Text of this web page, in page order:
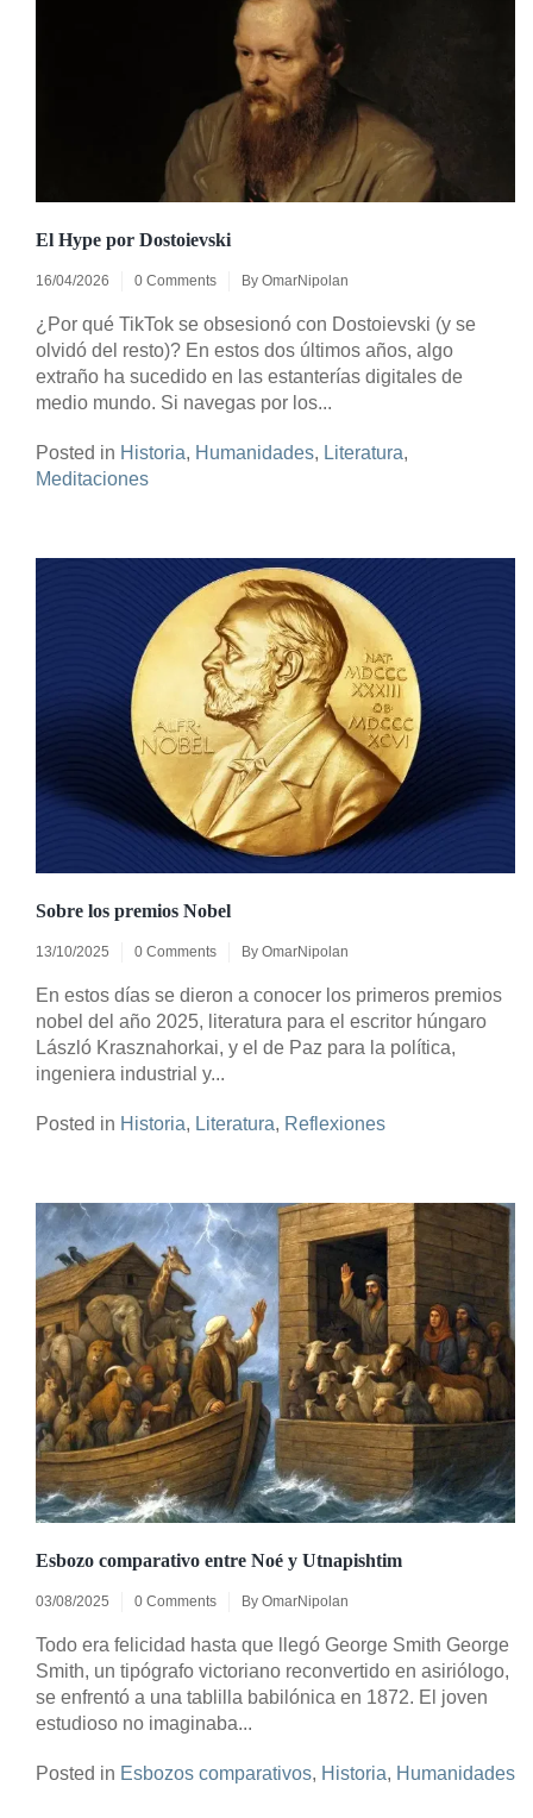
El Hype por Dostoievski
16/04/2026 0 Comments By OmarNipolan
¿Por qué TikTok se obsesionó con Dostoievski (y se
olvidó del resto)? En estos dos últimos años, algo
extraño ha sucedido en las estanterías digitales de
medio mundo. Si navegas por los...
Posted in Historia, Humanidades, Literatura,
Meditaciones
Sobre los premios Nobel
13/10/2025 0 Comments By OmarNipolan
En estos días se dieron a conocer los primeros premios
nobel del año 2025, literatura para el escritor húngaro
László Krasznahorkai, y el de Paz para la política,
ingeniera industrial y...
Posted in Historia, Literatura, Reflexiones
Esbozo comparativo entre Noé y Utnapishtim
03/08/2025 0 Comments By OmarNipolan
Todo era felicidad hasta que llegó George Smith George
Smith, un tipógrafo victoriano reconvertido en asiriólogo,
se enfrentó a una tablilla babilónica en 1872. El joven
estudioso no imaginaba...
Posted in Esbozos comparativos, Historia, Humanidades